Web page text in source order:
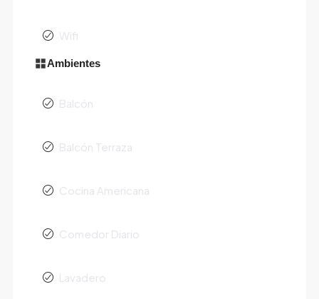
Wifi
Ambientes
Balcón
Balcón Terraza
Cocina Americana
Comedor Diario
Lavadero